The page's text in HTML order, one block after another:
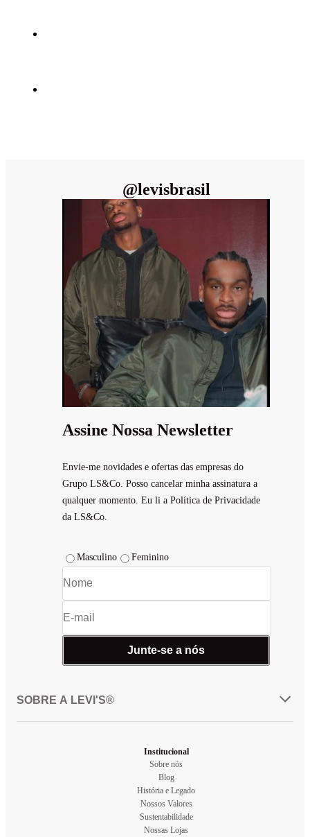
@levisbrasil
Assine Nossa Newsletter
Envie-me novidades e ofertas das empresas do
Grupo LS&Co. Posso cancelar minha assinatura a
qualquer momento. Eu li a Política de Privacidade
da LS&Co.
Masculino Feminino
Junte-se a nós
SOBRE A LEVI'S®
Institucional
Sobre nós
Blog
História e Legado
Nossos Valores
Sustentabilidade
Nossas Lojas